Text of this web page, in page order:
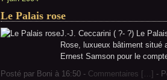
Le Palais rose
J.-J. Ceccarini ( ?- ?) Le
Rose, luxueux bâtiment situé
Ernest Samson pour le
Posté par Boni à 16:50 - Commentaires [ …] -